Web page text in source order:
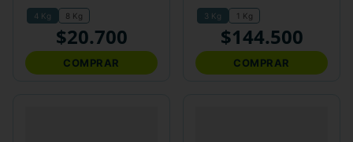
4 Kg 8 Kg
$20.700
COMPRAR
3 Kg 1 Kg
$144.500
COMPRAR